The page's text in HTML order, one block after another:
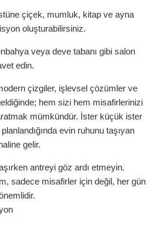
çiçek, mumluk, kitap ve ayna
oluşturabilirsiniz.
veya deve tabanı gibi salon
edin.
çizgiler, işlevsel çözümler ve
hem sizi hem misafirlerinizi
mümkündür. İster küçük ister
evin ruhunu taşıyan
gelir.
antreyi göz ardı etmeyin.
sadece misafirler için değil, her gün